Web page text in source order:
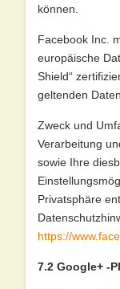
können.
Facebook Inc.
europäische
Shield“
geltenden
Zweck und
Verarbeitung
sowie Ihre
Privatsphäre
https://
7.2 Google+ -